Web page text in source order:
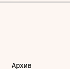
Архив